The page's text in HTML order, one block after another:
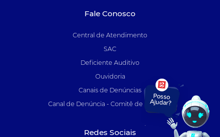
Fale Conosco
Central de Atendimento
SAC
Deficiente Auditivo
Ouvidoria
Canais de Denúncias
Canal de Denúncia - Comitê de Auditoria
Redes Sociais